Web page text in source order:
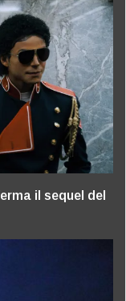
il sequel del